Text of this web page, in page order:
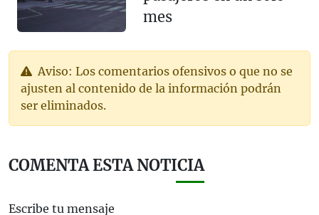
mes
Aviso: Los comentarios ofensivos o que no se
ajusten al contenido de la información podrán
ser eliminados.
COMENTA ESTA NOTICIA
Escribe tu mensaje